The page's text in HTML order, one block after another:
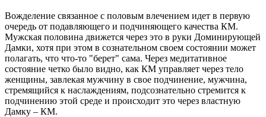
Вожделение связанное с половым влечением идет в первую
очередь от подавляющего и подчиняющего качества КМ.
Мужская половина движется через это в руки Доминирующей
Дамки, хотя при этом в сознательном своем состоянии может
полагать, что что-то "берет" сама. Через медитативное
состояние четко было видно, как КМ управляет через тело
женщины, завлекая мужчину в свое подчинение, мужчина,
стремящийся к наслаждениям, подсознательно стремится к
подчинению этой среде и происходит это через властную
Дамку – КМ.